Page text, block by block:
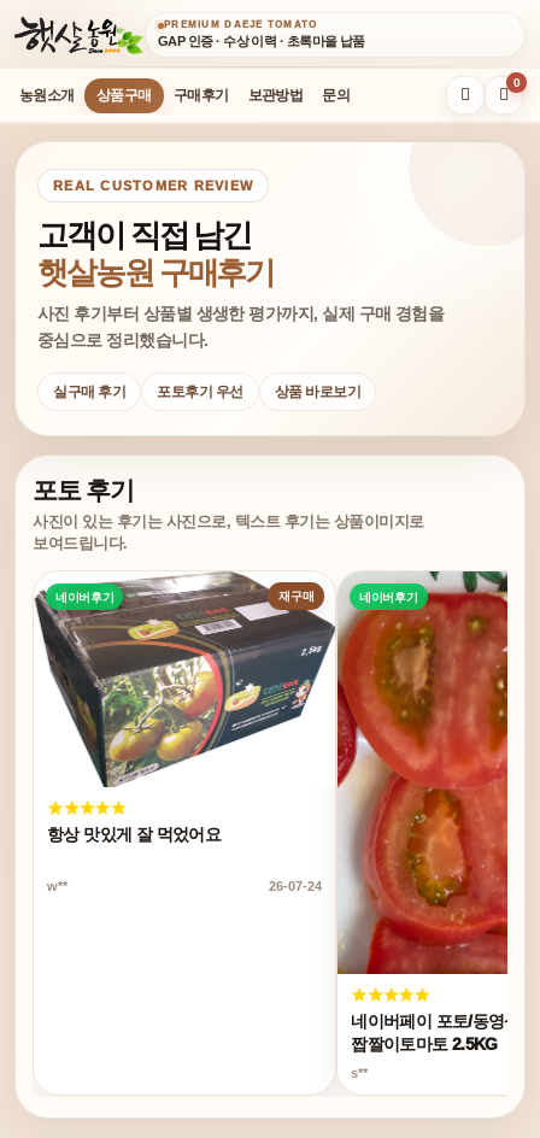
PREMIUM DAEJE TOMATO
GAP 인증 · 수상 이력 · 초록마을 납품
농원소개 상품구매 구매후기 보관방법 문의
0
REAL CUSTOMER REVIEW
고객이 직접 남긴
햇살농원 구매후기
사진 후기부터 상품별 생생한 평가까지, 실제 구매 경험을
중심으로 정리했습니다.
실구매 후기 포토후기 우선 상품 바로보기
포토 후기
사진이 있는 후기는 사진으로, 텍스트 후기는 상품이미지로
보여드립니다.
네이버후기 재구매
항상 맛있게 잘 먹었어요
w** 26-07-24
네이버후기
네이버페이 포토/동영상
짭짤이토마토 2.5KG
s**